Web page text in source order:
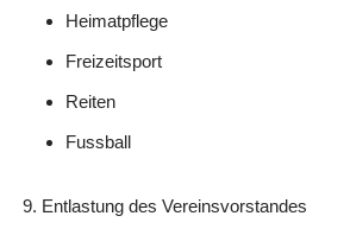
Heimatpflege
Freizeitsport
Reiten
Fussball
Entlastung des Vereinsvorstandes